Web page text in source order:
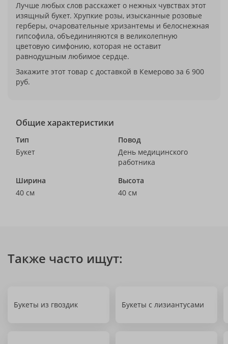
Лучше любых слов расскажет о нежных чувствах этот
изящный букет. Хрупкие розы, изысканные розовые
герберы, очаровательные хризантемы и белоснежная
гипсофила, объедининяются в великолепную
цветовую симфонию, которая не оставит
равнодушным любимое сердце.
Закажите этот товар с доставкой в Кемерово за 6 900
руб.
Общие характеристики
Тип
Букет
Повод
День медицинского
работника
Ширина
40 см
Высота
40 см
Также часто ищут:
Букеты из гвоздик Букеты с лизиантусами